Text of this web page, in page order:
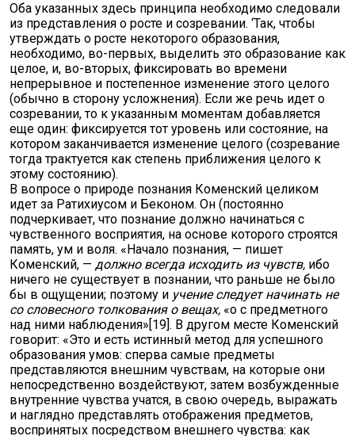
Оба указанных здесь принципа необходимо следовали
из представления о росте и созревании. ‘Так, чтобы
утверждать о росте некоторого образования,
необходимо, во-первых, выделить это образование как
целое, и, во-вторых, фиксировать во времени
непрерывное и постепенное изменение этого целого
(обычно в сторону усложнения). Если же речь идет о
созревании, то к указанным моментам добавляется
еще один: фиксируется тот уровень или состояние, на
котором заканчивается изменение целого (созревание
тогда трактуется как степень приближения целого к
этому состоянию).
В вопросе о природе познания Коменский целиком
идет за Ратихиусом и Беконом. Он (постоянно
подчеркивает, что познание должно начинаться с
чувственного восприятия, на основе которого строятся
память, ум и воля. «Начало познания, — пишет
Коменский, — должно всегда исходить из чувств, ибо
ничего не существует в познании, что раньше не было
бы в ощущении; поэтому и учение следует начинать не
со словесного толкования о вещах, «о с предметного
над ними наблюдения»[19]. В другом месте Коменский
говорит: «Это и есть истинный метод для успешного
образования умов: сперва самые предметы
представляются внешним чувствам, на которые они
непосредственно воздействуют, затем возбужденные
внутренние чувства учатся, в свою очередь, выражать
и наглядно представлять отображения предметов,
воспринятых посредством внешнего чувства: как